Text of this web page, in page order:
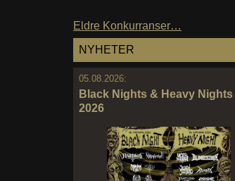
Eldre Konkurranser…
NYHETER
05.08.2026:
Black Nights & Heavy Nights
2026